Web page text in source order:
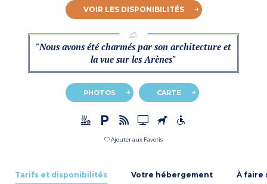
VOIR LES DISPONIBILITÉS
"Nous avons été charmés par son architecture et
la vue sur les Arènes"
PHOTOS CARTE
Ajouter aux Favoris
Tarifs et disponibilités Votre hébergement À faire